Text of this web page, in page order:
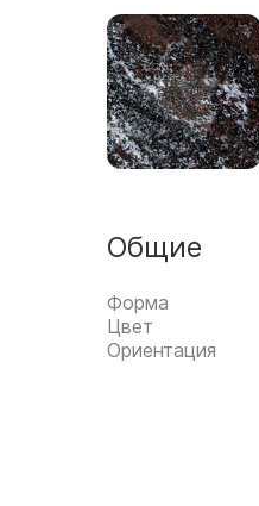
Общие
Форма
Цвет
Ориентация